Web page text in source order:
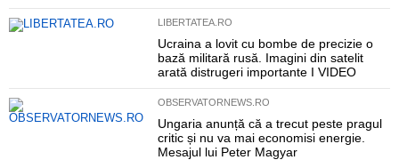
LIBERTATEA.RO
Ucraina a lovit cu bombe de precizie o
bază militară rusă. Imagini din satelit
arată distrugeri importante I VIDEO
OBSERVATORNEWS.RO
Ungaria anunță că a trecut peste pragul
critic și nu va mai economisi energie.
Mesajul lui Peter Magyar